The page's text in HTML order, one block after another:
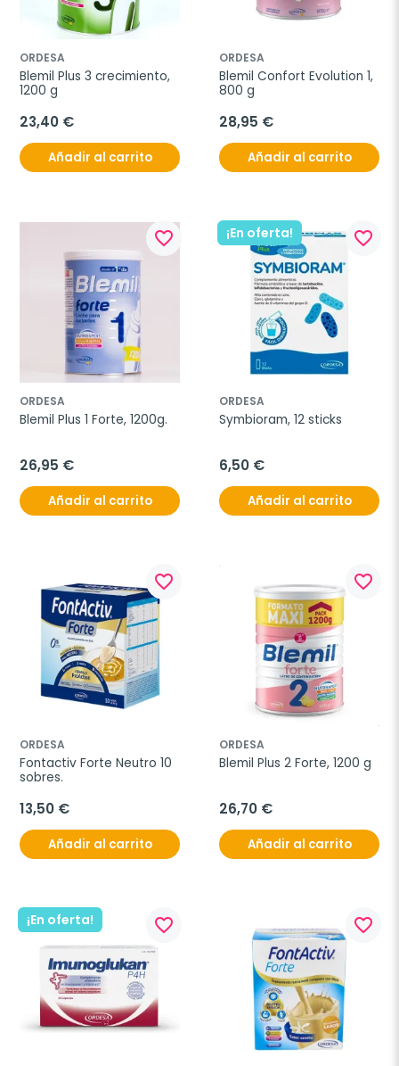
ORDESA
Blemil Plus 3 crecimiento,
1200 g
23,40 €
Añadir al carrito
ORDESA
Blemil Confort Evolution 1,
800 g
28,95 €
Añadir al carrito
favorite_border
ORDESA
Blemil Plus 1 Forte, 1200g.
26,95 €
Añadir al carrito
¡En oferta! favorite_border
ORDESA
Symbioram, 12 sticks
6,50 €
Añadir al carrito
favorite_border
ORDESA
Fontactiv Forte Neutro 10
sobres.
13,50 €
Añadir al carrito
favorite_border
ORDESA
Blemil Plus 2 Forte, 1200 g
26,70 €
Añadir al carrito
¡En oferta! favorite_border favorite_border